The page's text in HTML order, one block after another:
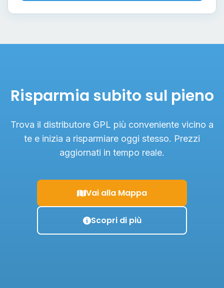
Risparmia subito sul pieno
Trova il distributore GPL più conveniente vicino a
te e inizia a risparmiare oggi stesso. Prezzi
aggiornati in tempo reale.
Vai alla Mappa
Scopri di più